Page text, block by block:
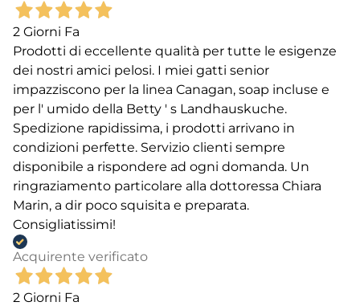
2 Giorni Fa
Prodotti di eccellente qualità per tutte le esigenze
dei nostri amici pelosi. I miei gatti senior
impazziscono per la linea Canagan, soap incluse e
per l' umido della Betty ' s Landhauskuche.
Spedizione rapidissima, i prodotti arrivano in
condizioni perfette. Servizio clienti sempre
disponibile a rispondere ad ogni domanda. Un
ringraziamento particolare alla dottoressa Chiara
Marin, a dir poco squisita e preparata.
Consigliatissimi!
Acquirente verificato
2 Giorni Fa